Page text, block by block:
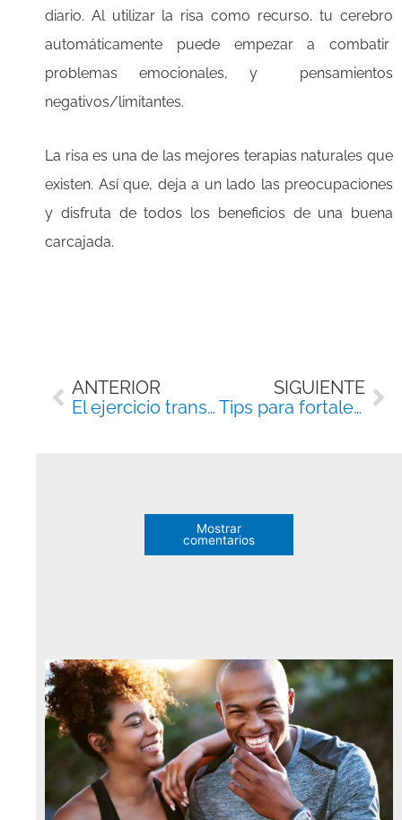
diario. Al utilizar la risa como recurso, tu cerebro
automáticamente puede empezar a combatir
problemas emocionales, y pensamientos
negativos/limitantes.
La risa es una de las mejores terapias naturales que
existen. Así que, deja a un lado las preocupaciones
y disfruta de todos los beneficios de una buena
carcajada.
AntANTERIOR
El ejercicio transforma tu ser
SIGUIENTE
Tips para fortalecer tu mentalidad empresarial
Mostrar
comentarios